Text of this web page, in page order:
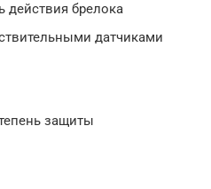
действия брелока
датчиками
защиты